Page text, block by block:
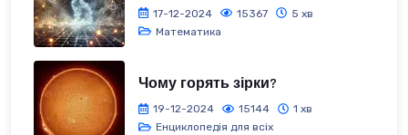
17-12-2024 15367
5 хв
Математика
Чому горять зірки?
19-12-2024 15144
1 хв
Енциклопедія для всіх